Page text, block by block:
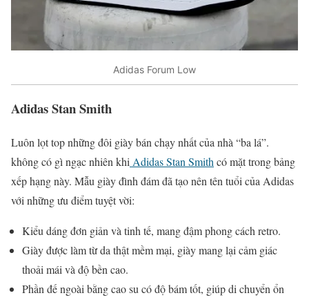
Adidas Forum Low
Adidas Stan Smith
Luôn lọt top những đôi giày bán chạy nhất của nhà “ba lá”.
không có gì ngạc nhiên khi Adidas Stan Smith có mặt trong bảng
xếp hạng này. Mẫu giày đình đám đã tạo nên tên tuổi của Adidas
với những ưu điểm tuyệt vời:
Kiểu dáng đơn giản và tinh tế, mang đậm phong cách retro.
Giày được làm từ da thật mềm mại, giày mang lại cảm giác
thoải mái và độ bền cao.
Phần đế ngoài bằng cao su có độ bám tốt, giúp di chuyển ổn